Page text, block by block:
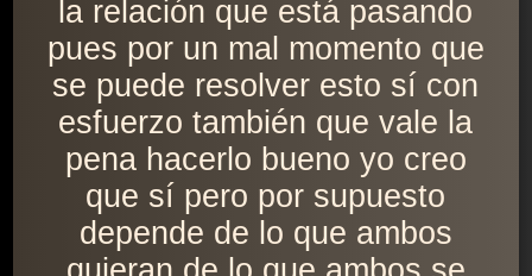
la relación que está pasando
pues por un mal momento que
se puede resolver esto sí con
esfuerzo también que vale la
pena hacerlo bueno yo creo
que sí pero por supuesto
depende de lo que ambos